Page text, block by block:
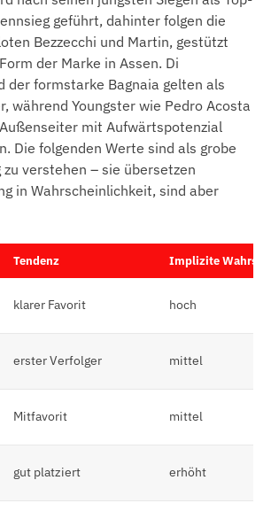
geführt, dahinter folgen die
Bezzecchi und Martin, gestützt
der Marke in Assen. Di
der formstarke Bagnaia gelten als
während Youngster wie Pedro Acosta
mit Aufwärtspotenzial
Die folgenden Werte sind als grobe
verstehen – sie übersetzen
in Wahrscheinlichkeit, sind aber
Tendenz Implizite
klarer Favorit hoch
erster Verfolger mittel
Mitfavorit mittel
gut platziert erhöht